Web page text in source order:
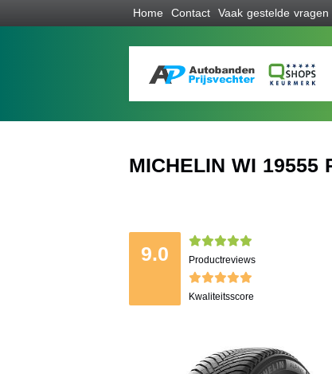
Home Contact Vaak gestelde vragen
MICHELIN WI 19555
9.0 Productreviews
Kwaliteitsscore